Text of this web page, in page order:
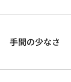
手間の少なさ